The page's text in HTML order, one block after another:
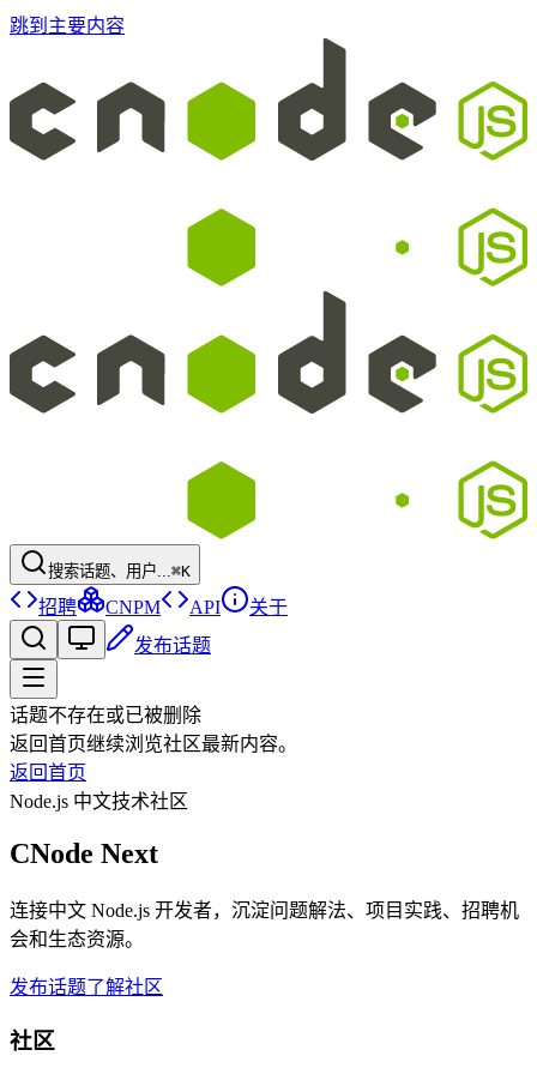
跳到主要内容
搜索话题、用户...⌘K
招聘 CNPM API
关于
发布话题
话题不存在或已被删除
返回首页继续浏览社区最新内容。
返回首页
Node.js 中文技术社区
CNode Next
连接中文 Node.js 开发者，沉淀问题解法、项目实践、招聘机
会和生态资源。
发布话题了解社区
社区